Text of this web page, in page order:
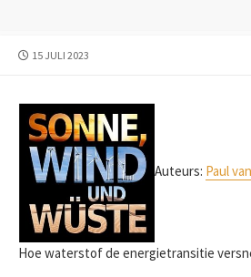
PUBLICATIEDATUM
15 JULI 2023
Auteurs: Paul
Hoe waterstof de energietransitie